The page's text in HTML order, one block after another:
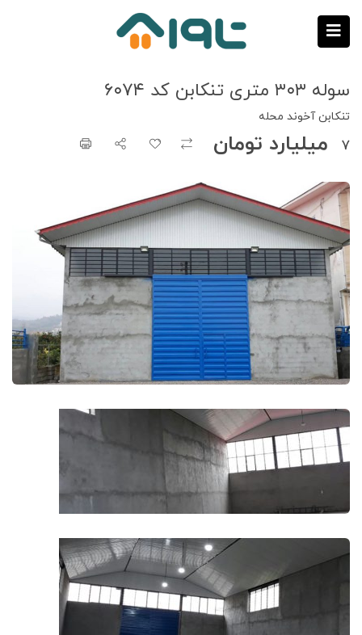
سوله ۳۰۳ متری تنکابن کد ۶۰۷۴
تنکابن آخوند محله
۷ ‌ ‍ ‌‌‌‌میلیارد تومان